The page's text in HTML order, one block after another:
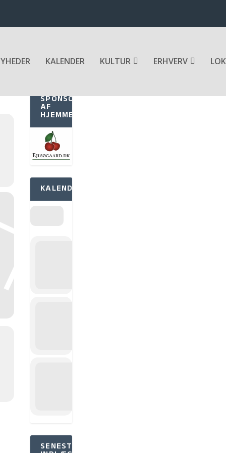
KALENDER KULTUR ERHVERV
SPONSOR
AF
HJEMMESIDEN
KALENDER
SENESTE